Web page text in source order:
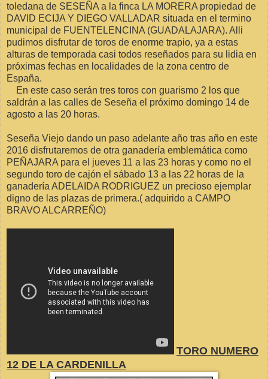
toledana de SESEÑA a la finca LA MORERA propiedad de
DAVID ECIJA Y DIEGO VALLADAR situada en el termino
municipal de FUENTELENCINA (GUADALAJARA). Alli
pudimos disfrutar de toros de enorme trapio, ya a estas
alturas de temporada casi todos reseñados para su lidia en
próximas fechas en localidades de la zona centro de
España.
En este caso serán tres toros con guarismo 2 los que
saldrán a las calles de Seseña el próximo domingo 14 de
agosto a las 20 horas.
Seseña Viejo dando un paso adelante año tras año en este
2016 disfrutaremos de otra ganadería emblemática como
PEÑAJARA para el jueves 11 a las 23 horas y como no el
segundo toro de cajón el sábado 13 a las 22 horas de la
ganadería ADELAIDA RODRIGUEZ un precioso ejemplar
digno de las plazas de primera.( adquirido a CAMPO
BRAVO ALCARREÑO)
TORO NUMERO
12 DE LA CARDENILLA